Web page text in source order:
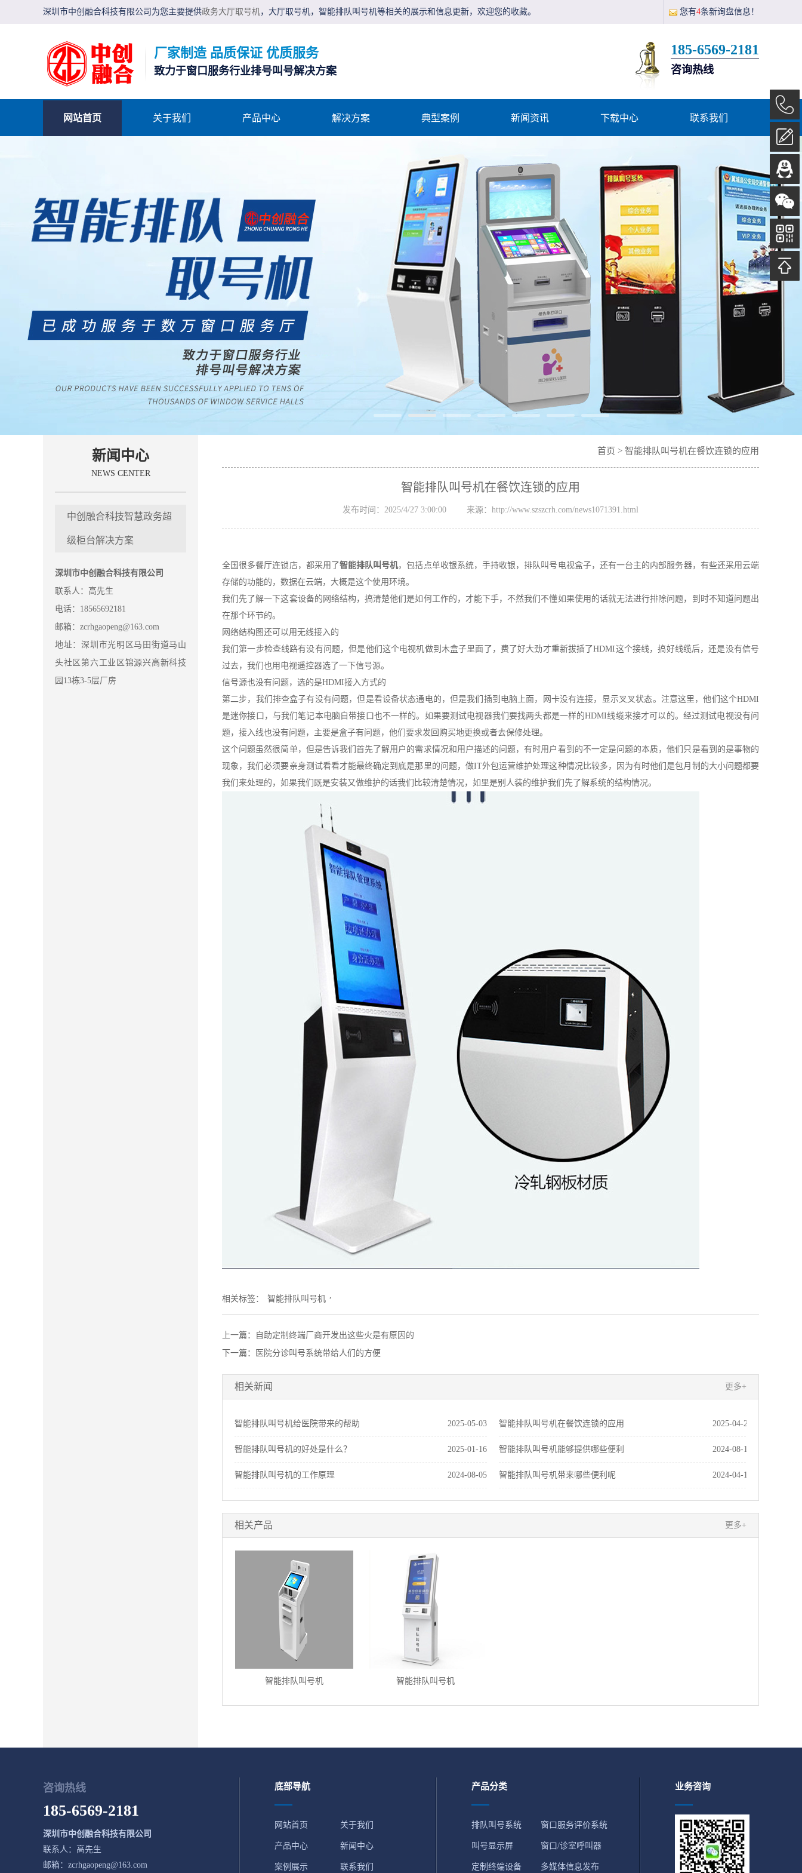
深圳市中创融合科技有限公司为您主要提供政务大厅取号机，大厅取号机，智能排队叫号机等相关的展示和信息更新，欢迎您的收藏。 您有4条新询盘信息！
厂家制造 品质保证 优质服务
致力于窗口服务行业排号叫号解决方案
185-6569-2181
咨询热线
网站首页 关于我们 产品中心 解决方案 典型案例 新闻资讯 下载中心 联系我们
新闻中心
NEWS CENTER
中创融合科技智慧政务超
级柜台解决方案
深圳市中创融合科技有限公司
联系人：高先生
电话：18565692181
邮箱：zcrhgaopeng@163.com
地址：深圳市光明区马田街道马山
头社区第六工业区锦源兴高新科技
园13栋3-5层厂房
首页 > 智能排队叫号机在餐饮连锁的应用
智能排队叫号机在餐饮连锁的应用
发布时间：2025/4/27 3:00:00 来源：http://www.szszcrh.com/news1071391.html
全国很多餐厅连锁店，都采用了智能排队叫号机，包括点单收银系统，手持收银，排队叫号电视盒子，还有一台主的内部服务器，有些还采用云端
存储的功能的，数据在云端，大概是这个使用环境。
我们先了解一下这套设备的网络结构，搞清楚他们是如何工作的，才能下手，不然我们不懂如果使用的话就无法进行排除问题，到时不知道问题出
在那个环节的。
网络结构图还可以用无线接入的
我们第一步检查线路有没有问题，但是他们这个电视机做到木盒子里面了，费了好大劲才重新拔插了HDMI这个接线，搞好线缆后，还是没有信号
过去，我们也用电视遥控器选了一下信号源。
信号源也没有问题，选的是HDMI接入方式的
第二步，我们排查盒子有没有问题，但是看设备状态通电的，但是我们插到电脑上面，网卡没有连接，显示叉叉状态。注意这里，他们这个HDMI
是迷你接口，与我们笔记本电脑自带接口也不一样的。如果要测试电视器我们要找两头都是一样的HDMI线缆来接才可以的。经过测试电视没有问
题，接入线也没有问题，主要是盒子有问题，他们要求发回购买地更换或者去保修处理。
这个问题虽然很简单，但是告诉我们首先了解用户的需求情况和用户描述的问题，有时用户看到的不一定是问题的本质，他们只是看到的是事物的
现象，我们必须要亲身测试看看才能最终确定到底是那里的问题，做IT外包运营维护处理这种情况比较多，因为有时他们是包月制的大小问题都要
我们来处理的，如果我们既是安装又做维护的话我们比较清楚情况，如里是别人装的维护我们先了解系统的结构情况。
相关标签： 智能排队叫号机 ,
上一篇：
自助定制终端厂商开发出这些火是有原因的
下一篇：
医院分诊叫号系统带给人们的方便
相关新闻 更多+
智能排队叫号机给医院带来的帮助 2025-05-03 智能排队叫号机在餐饮连锁的应用 2025-04-27
智能排队叫号机的好处是什么？ 2025-01-16 智能排队叫号机能够提供哪些便利 2024-08-17
智能排队叫号机的工作原理 2024-08-05 智能排队叫号机带来哪些便利呢 2024-04-19
相关产品 更多+
智能排队叫号机 智能排队叫号机
咨询热线
185-6569-2181
深圳市中创融合科技有限公司
联系人：高先生
邮箱：zcrhgaopeng@163.com
底部导航
网站首页 关于我们
产品中心 新闻中心
案例展示 联系我们
产品分类
排队叫号系统 窗口服务评价系统
叫号显示屏 窗口/诊室呼叫器
定制终端设备 多媒体信息发布
业务咨询
AI客服